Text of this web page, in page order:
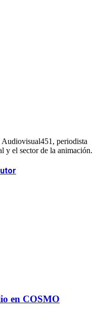
Audiovisual451, periodista
y el sector de la animación.
en COSMO